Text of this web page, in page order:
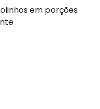
em porções